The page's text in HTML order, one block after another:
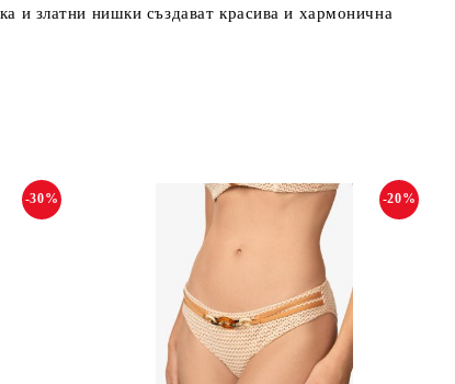
и златни нишки създават красива и хармонична
-30% -20%